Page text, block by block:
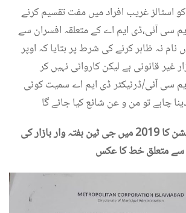
اسٹالز غریب افراد میں مفت تقسیم کرنے
سی آئی،ڈی ایم اے کے متعلقہ افسران سے
نام نہ ظاہر کرنے کی شرط پر بتایا کہ اوپر
غیر قانونی ہے لیکن کاروائی نہیں کر
سی آئی/ڈرئیکٹر ڈی ایم اے سمیت کوئی
چاہے تو من و عن شائع کیا جائے گا
میٹروپولیٹن کارپوریشن کا 2019 میں جی ٹین ہفتہ وار بازار کی
سے متعلق خط کا عکس